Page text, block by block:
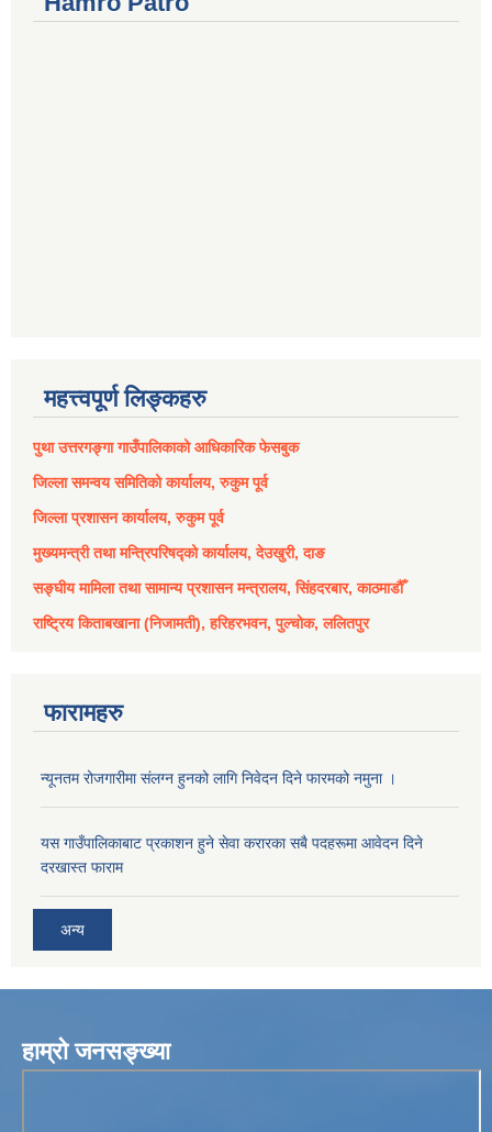
महत्त्वपूर्ण लिङ्कहरु
पुथा उत्तरगङ्गा गाउँपालिकाको आधिकारिक फेसबुक
जिल्ला समन्वय समितिको कार्यालय, रुकुम पूर्व
जिल्ला प्रशासन कार्यालय, रुकुम पूर्व
मुख्यमन्त्री तथा मन्त्रिपरिषद्को कार्यालय, देउखुरी, दाङ
सङ्घीय मामिला तथा सामान्य प्रशासन मन्त्रालय, सिंहदरबार, काठमाडौँ
राष्ट्रिय किताबखाना (निजामती), हरिहरभवन, पुल्चोक, ललितपुर
फारामहरु
न्यूनतम रोजगारीमा संलग्न हुनको लागि निवेदन दिने फारमको नमुना ।
यस गाउँपालिकाबाट प्रकाशन हुने सेवा करारका सबै पदहरूमा आवेदन दिने
दरखास्त फाराम
अन्य
हाम्रो जनसङ्ख्या